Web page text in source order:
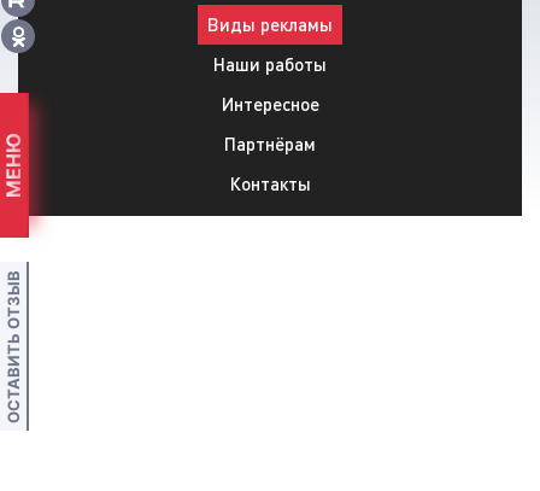
Виды рекламы
Наши работы
Интересное
Партнёрам
Контакты
МЕНЮ
ОСТАВИТЬ ОТЗЫВ